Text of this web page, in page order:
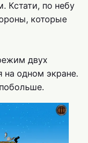
Кстати, по небу
которые
двух
на одном экране.